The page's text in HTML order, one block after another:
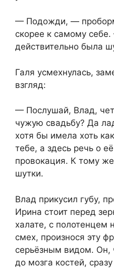
— Подожди, —
скорее к самому
действительно была
Галя усмехнулась,
взгляд:
— Послушай, Влад,
чужую свадьбу? Да
хотя бы имела хоть
тебе, а здесь речь о
провокация. К тому
шутки.
Влад прикусил губу,
Ирина стоит перед
халате, с полотенцем
смех, произнося эту
серьёзным видом. Он,
до мозга костей,